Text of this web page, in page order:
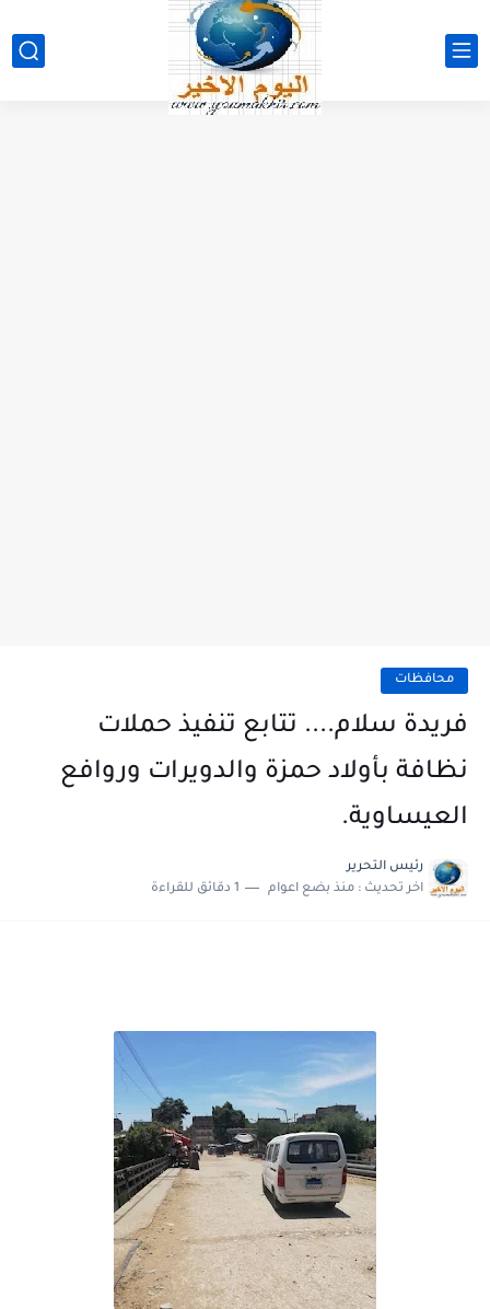
محافظات
فريدة سلام.... تتابع تنفيذ حملات
نظافة بأولاد حمزة والدويرات وروافع
العيساوية.
رئيس التحرير
اخر تحديث : منذ بضع اعوام 1 دقائق للقراءة